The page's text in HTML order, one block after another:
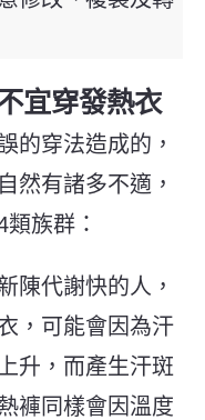
宜穿發熱衣
的穿法造成的，
然有諸多不適，
族群：
陳代謝快的人，
，可能會因為汗
升，而產生汗斑
褲同樣會因溫度